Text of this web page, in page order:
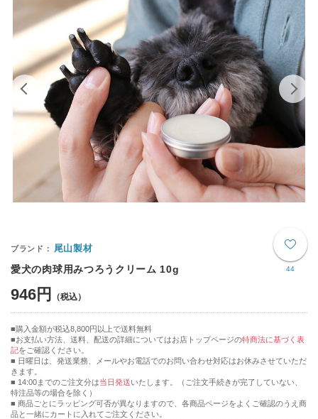
44
尾山製材
愛犬の肉球用みつろうクリーム 10g
946円
購入金額が税込8,800円以上で送料無料
お支払い方法、送料、配送の詳細についてはお店トップページの特商法に基づく表
記をご確認ください。
■ 日曜日は、発送業務、メールやお電話でのお問い合わせ対応はお休みさせていただ
きます。
■ 14:00までのご注文分は当日発送いたします。（ご注文手続きが完了していない、
特注品等の場合を除く）
■ 商品ごとにラッピング可否が異なりますので、各商品ページをよくご確認のうえ商
品と一緒にカートに入れてご注文ください。